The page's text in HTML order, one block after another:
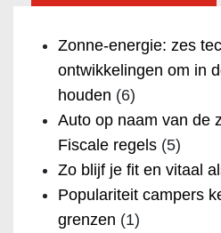
Zonne-energie: zes
ontwikkelingen om in
houden (6)
Auto op naam van de
Fiscale regels (5)
Zo blijf je fit en vitaal
Populariteit campers
grenzen (1)